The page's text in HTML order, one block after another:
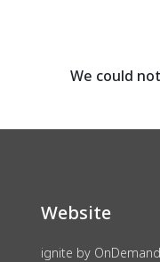
We could
Website
ignite by OnDemand